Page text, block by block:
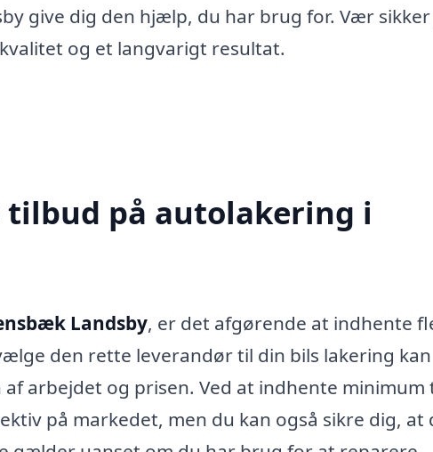
give dig den hjælp, du har brug for. Vær sikker
og et langvarigt resultat.
på autolakering i
Landsby, er det afgørende at indhente
den rette leverandør til din bils lakering kan
arbejdet og prisen. Ved at indhente minimum
på markedet, men du kan også sikre dig, at